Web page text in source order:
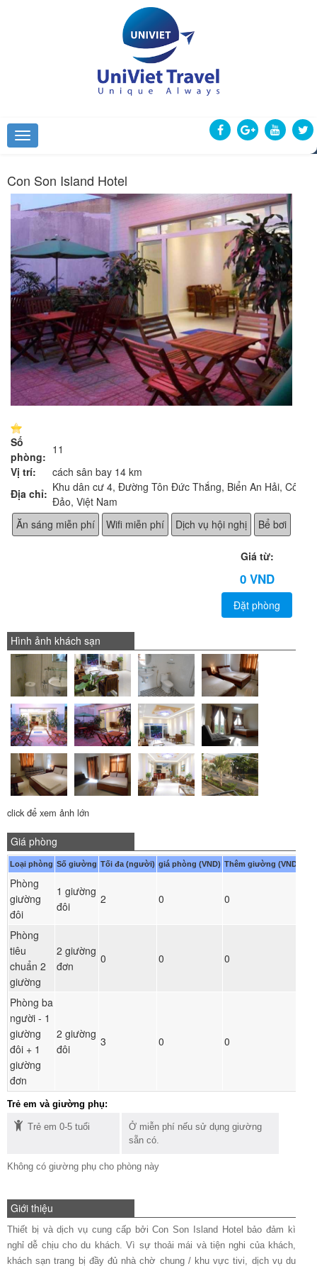
Con Son Island Hotel
Số
phòng:
11
Vị trí:
cách sân bay 14 km
Địa chỉ: Khu dân cư 4, Đường Tôn Đức Thắng, Biển An Hải, Côn
Đảo, Việt Nam
Ăn sáng miễn phí
Wifi miễn phí Dịch vụ hội nghị Bể bơi
Giá từ:
0 VND
Đặt phòng
Hình ảnh khách sạn
click để xem ảnh lớn
Giá phòng
Loại phòng Số giường Tối đa (người) giá phòng (VND) Thêm giường (VND)
Phòng
giường
đôi
1 giường
đôi
2 0 0
Phòng
tiêu
chuẩn 2
giường
2 giường
đơn
0 0 0
Phòng ba
người - 1
giường
đôi + 1
giường
đơn
2 giường
đôi
3 0 0
Trẻ em và giường phụ:
Trẻ em 0-5 tuổi
Ở miễn phí nếu sử dụng giường
sẵn có.
Không có giường phụ cho phòng này
Giới thiệu
Thiết bị và dịch vụ cung cấp bởi Con Son Island Hotel bảo đảm kì
nghỉ dễ chịu cho du khách. Vì sự thoải mái và tiện nghi của khách,
khách sạn trang bị đầy đủ nhà chờ chung / khu vực tivi, dịch vụ du